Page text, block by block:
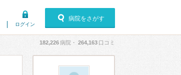
ログイン
病院をさがす
182,226病院・ 264,163 口コミ